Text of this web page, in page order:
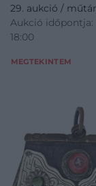
29. aukció /
Aukció időpontja:
18:00
MEGTEKINTEM